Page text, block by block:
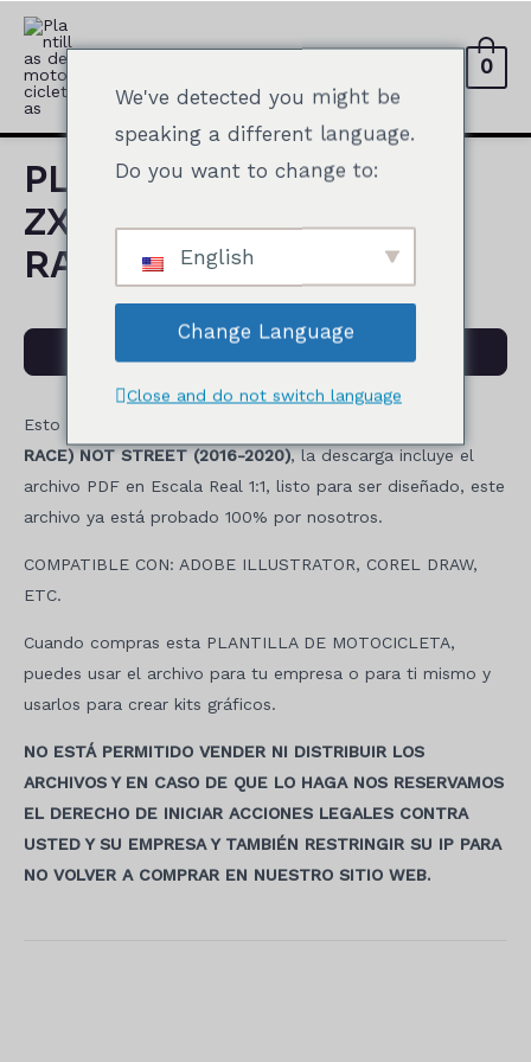
contenido
Menú
Principal
0
PLANTILLA KAWASAKI
ZX10R (CARENADOS
RACE) NO STREET
Esto es un
RACE) NOT STREET (2016-2020), la descarga incluye el
archivo PDF en Escala Real 1:1, listo para ser diseñado, este
archivo ya está probado 100% por nosotros.
COMPATIBLE CON: ADOBE ILLUSTRATOR, COREL DRAW,
ETC.
Cuando compras esta PLANTILLA DE MOTOCICLETA,
puedes usar el archivo para tu empresa o para ti mismo y
usarlos para crear kits gráficos.
NO ESTÁ PERMITIDO VENDER NI DISTRIBUIR LOS
ARCHIVOS Y EN CASO DE QUE LO HAGA NOS RESERVAMOS
EL DERECHO DE INICIAR ACCIONES LEGALES CONTRA
USTED Y SU EMPRESA Y TAMBIÉN RESTRINGIR SU IP PARA
NO VOLVER A COMPRAR EN NUESTRO SITIO WEB.
We've detected you might be
speaking a different language.
Do you want to change to:
English
Change Language
Close and do not switch language